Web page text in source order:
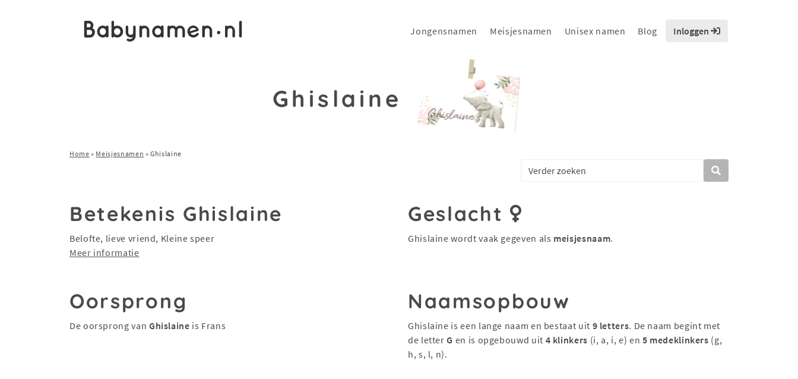
Jongensnamen Meisjesnamen Unisex namen Blog Inloggen
Ghislaine
Home » Meisjesnamen »Ghislaine
Betekenis Ghislaine
Belofte, lieve vriend, Kleine speer
Meer informatie
Geslacht
Ghislaine wordt vaak gegeven als meisjesnaam.
Oorsprong
De oorsprong van Ghislaine is Frans
Naamsopbouw
Ghislaine is een lange naam en bestaat uit 9 letters. De naam begint met
de letterG en is opgebouwd uit 4 klinkers (i, a, i, e) en 5 medeklinkers (g,
h, s, l, n).